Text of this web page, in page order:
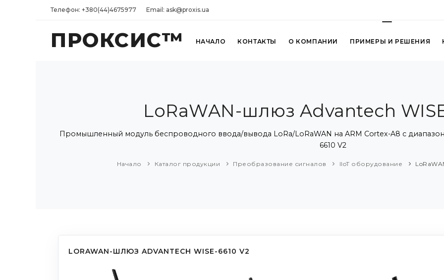
Телефон: +380(44)4675977 Email: ask@proxis.ua
ПРОКСИС™ НАЧАЛО КОНТАКТЫ О КОМПАНИИ ПРИМЕРЫ И РЕШЕНИЯ
LoRaWAN-шлюз Advantech
Промышленный модуль беспроводного ввода/вывода LoRa/LoRaWAN на ARM Cortex-A8 с
6610 V2
Начало Каталог продукции Преобразование сигналов IIoT оборудование
LORAWAN-ШЛЮЗ ADVANTECH WISE-6610 V2